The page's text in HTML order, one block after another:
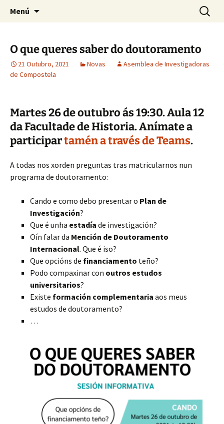
Asemblea de Investigadoras
de Compostela
Menú Buscar:
O que queres saber do doutoramento
21 Outubro, 2021 Novas
Asemblea de Investigadoras
de Compostela
Martes 26 de outubro ás 19:30. Aula 12
da Facultade de Historia. Anímate a
participartamén a través de Teams.
A todas nos xorden preguntas tras matricularnos nun
programa de doutoramento:
Cando e como debo presentar o Plan de
Investigación?
Que é unha estadía de investigación?
Oín falar da Mención de Doutoramento
Internacional. Que é iso?
Que opcións de financiamento teño?
Podo compaxinar con outros estudos
universitarios?
Existe formación complementaria aos meus
estudos de doutoramento?
…